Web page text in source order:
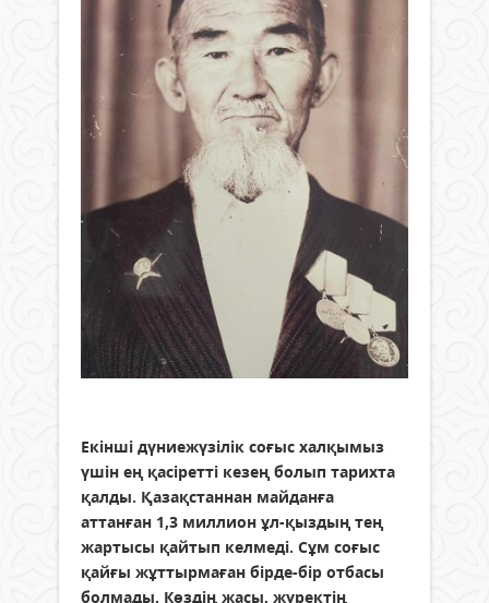
Екінші дүниежүзілік соғыс халқымыз
үшін ең қасіретті кезең болып тарихта
қалды. Қазақстаннан майданға
аттанған 1,3 миллион ұл-қыздың тең
жартысы қайтып келмеді. Сұм соғыс
қайғы жұттырмаған бірде-бір отбасы
болмады. Көздің жасы, жүректің